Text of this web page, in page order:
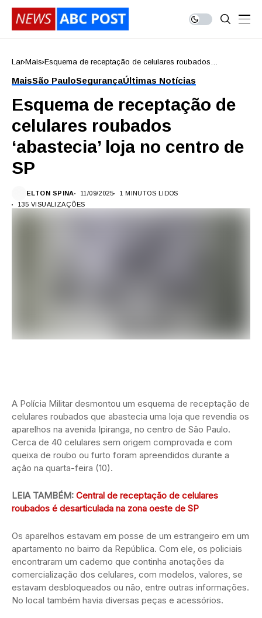
Lar Mais Esquema de receptação de celulares roubados
MaisSão PauloSegurançaÚltimas Notícias
Esquema de receptação de
celulares roubados
‘abastecia’ loja no centro de
SP
ELTON SPINA 11/09/2025
1 MINUTOS LIDOS
135 VISUALIZAÇÕES
A Polícia Militar desmontou um esquema de receptação de
celulares roubados que abastecia uma loja que revendia os
aparelhos na avenida Ipiranga, no centro de São Paulo.
Cerca de 40 celulares sem origem comprovada e com
queixa de roubo ou furto foram apreendidos durante a
ação na quarta-feira (10).
LEIA TAMBÉM: Central de receptação de celulares
roubados é desarticulada na zona oeste de SP
Os aparelhos estavam em posse de um estrangeiro em um
apartamento no bairro da República. Com ele, os policiais
encontraram um caderno que continha anotações da
comercialização dos celulares, com modelos, valores, se
estavam desbloqueados ou não, entre outras informações.
No local também havia diversas peças e acessórios.